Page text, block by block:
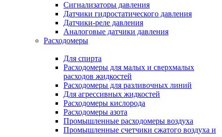
Сигнализаторы давления
Датчики гидростатического давления
Датчики-реле давления
Аналоговые датчики давления
Расходомеры
Для спирта
Расходомеры для малых и сверхмалых
расходов жидкостей
Расходомеры для разливочных линий
Для агрессивных жидкостей
Расходомеры кислорода
Расходомеры азота
Промышленные расходомеры воздуха
Промышленные счетчики сжатого воздуха и